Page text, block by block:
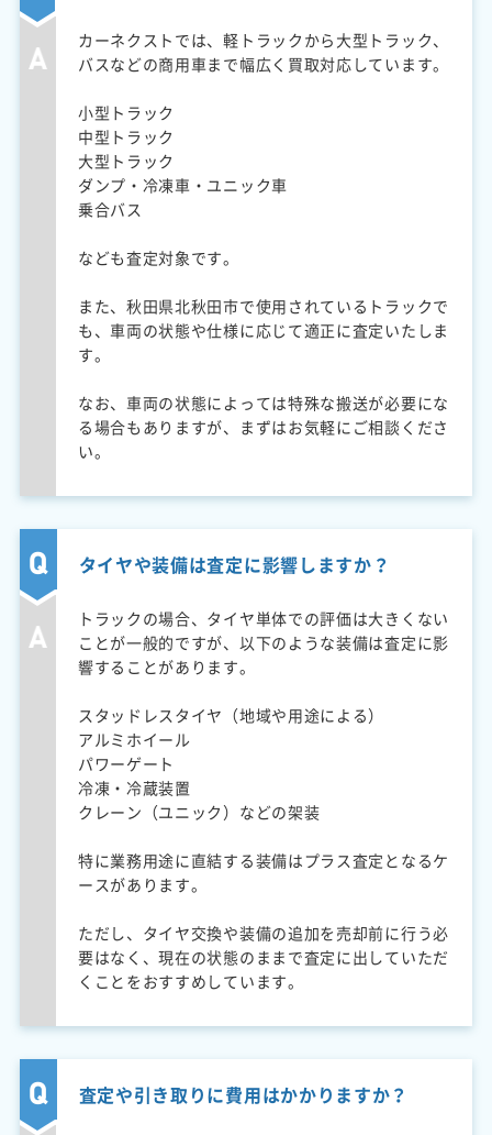
カーネクストでは、軽トラックから大型トラック、
バスなどの商用車まで幅広く買取対応しています。
小型トラック
中型トラック
大型トラック
ダンプ・冷凍車・ユニック車
乗合バス
なども査定対象です。
また、秋田県北秋田市で使用されているトラックで
も、車両の状態や仕様に応じて適正に査定いたしま
す。
なお、車両の状態によっては特殊な搬送が必要にな
る場合もありますが、まずはお気軽にご相談くださ
い。
タイヤや装備は査定に影響しますか？
トラックの場合、タイヤ単体での評価は大きくない
ことが一般的ですが、以下のような装備は査定に影
響することがあります。
スタッドレスタイヤ（地域や用途による）
アルミホイール
パワーゲート
冷凍・冷蔵装置
クレーン（ユニック）などの架装
特に業務用途に直結する装備はプラス査定となるケ
ースがあります。
ただし、タイヤ交換や装備の追加を売却前に行う必
要はなく、現在の状態のままで査定に出していただ
くことをおすすめしています。
査定や引き取りに費用はかかりますか？